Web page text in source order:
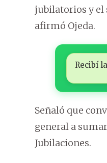
jubilatorios y el
afirmó Ojeda.
Recibí
Señaló que
general a
Jubilaciones.